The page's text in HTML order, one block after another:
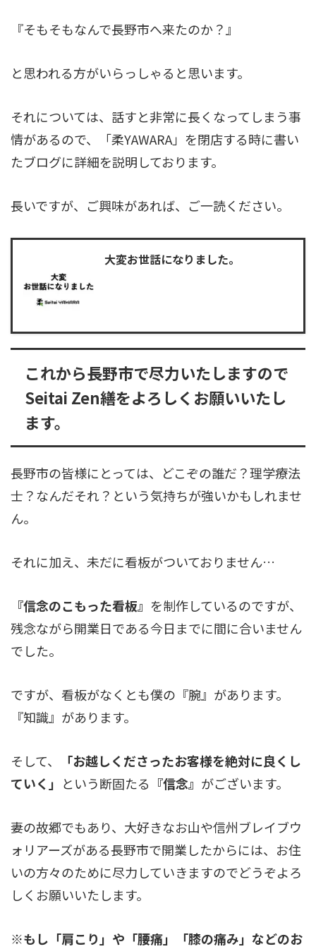
『そもそもなんで長野市へ来たのか？』
と思われる方がいらっしゃると思います。
それについては、話すと非常に長くなってしまう事
情があるので、「柔YAWARA」を閉店する時に書い
たブログに詳細を説明しております。
長いですが、ご興味があれば、ご一読ください。
大変お世話になりました。
これから長野市で尽力いたしますので
Seitai Zen繕をよろしくお願いいたし
ます。
長野市の皆様にとっては、どこぞの誰だ？理学療法
士？なんだそれ？という気持ちが強いかもしれませ
ん。
それに加え、未だに看板がついておりません…
『信念のこもった看板』 を制作しているのですが、
残念ながら開業日である今日までに間に合いません
でした。
ですが、看板がなくとも僕の『腕』があります。
『知識』があります。
そして、
「お越しくださったお客様を絶対に良くし
ていく」 という断固たる 『信念』 がございます。
妻の故郷でもあり、大好きなお山や信州ブレイブウ
ォリアーズがある長野市で開業したからには、お住
いの方々のために尽力していきますのでどうぞよろ
しくお願いいたします。
※もし「肩こり」や「腰痛」「膝の痛み」などのお